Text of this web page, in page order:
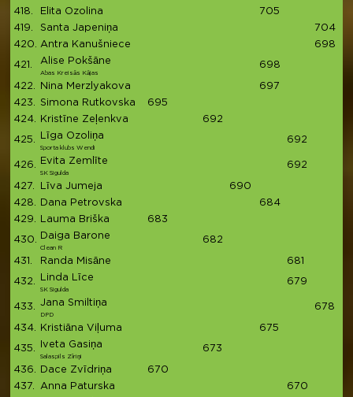
418.
Elita Ozolina 705
419.
Santa Japeniņa 704
420.
Antra Kanušniece 698
421. Alise Pokšāne
Abas Kreisās Kājas
698
422. Nina Merzlyakova 697
423.
Simona Rutkovska 695
424.
Kristīne Zeļenkva 692
425. Līga Ozoliņa
Sporta klubs Wendi
692
426. Evita Zemlīte
SK Sigulda
692
427. Līva Jumeja 690
428.
Dana Petrovska 684
429.
Lauma Briška 683
430. Daiga Barone
Clean R
682
431. Randa Misāne 681
432. Linda Līce
SK Sigulda
679
433. Jana Smiltiņa
DPD
678
434. Kristiāna Viļuma 675
435. Iveta Gasiņa
Salaspils Zīriņi
673
436. Dace Zvīdriņa 670
437.
Anna Paturska 670